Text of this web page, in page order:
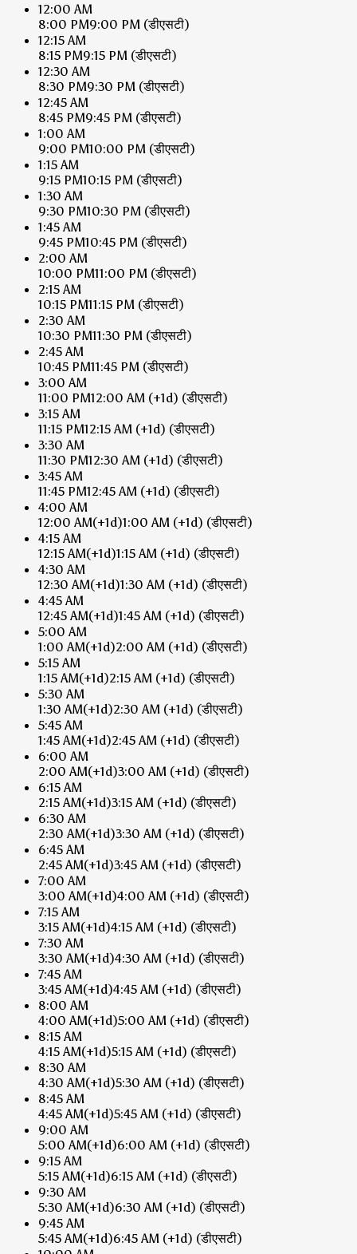
12:00 AM
8:00 PM9:00 PM (डीएसटी)
12:15 AM
8:15 PM9:15 PM (डीएसटी)
12:30 AM
8:30 PM9:30 PM (डीएसटी)
12:45 AM
8:45 PM9:45 PM (डीएसटी)
1:00 AM
9:00 PM10:00 PM (डीएसटी)
1:15 AM
9:15 PM10:15 PM (डीएसटी)
1:30 AM
9:30 PM10:30 PM (डीएसटी)
1:45 AM
9:45 PM10:45 PM (डीएसटी)
2:00 AM
10:00 PM11:00 PM (डीएसटी)
2:15 AM
10:15 PM11:15 PM (डीएसटी)
2:30 AM
10:30 PM11:30 PM (डीएसटी)
2:45 AM
10:45 PM11:45 PM (डीएसटी)
3:00 AM
11:00 PM12:00 AM (+1d) (डीएसटी)
3:15 AM
11:15 PM12:15 AM (+1d) (डीएसटी)
3:30 AM
11:30 PM12:30 AM (+1d) (डीएसटी)
3:45 AM
11:45 PM12:45 AM (+1d) (डीएसटी)
4:00 AM
12:00 AM(+1d)1:00 AM (+1d) (डीएसटी)
4:15 AM
12:15 AM(+1d)1:15 AM (+1d) (डीएसटी)
4:30 AM
12:30 AM(+1d)1:30 AM (+1d) (डीएसटी)
4:45 AM
12:45 AM(+1d)1:45 AM (+1d) (डीएसटी)
5:00 AM
1:00 AM(+1d)2:00 AM (+1d) (डीएसटी)
5:15 AM
1:15 AM(+1d)2:15 AM (+1d) (डीएसटी)
5:30 AM
1:30 AM(+1d)2:30 AM (+1d) (डीएसटी)
5:45 AM
1:45 AM(+1d)2:45 AM (+1d) (डीएसटी)
6:00 AM
2:00 AM(+1d)3:00 AM (+1d) (डीएसटी)
6:15 AM
2:15 AM(+1d)3:15 AM (+1d) (डीएसटी)
6:30 AM
2:30 AM(+1d)3:30 AM (+1d) (डीएसटी)
6:45 AM
2:45 AM(+1d)3:45 AM (+1d) (डीएसटी)
7:00 AM
3:00 AM(+1d)4:00 AM (+1d) (डीएसटी)
7:15 AM
3:15 AM(+1d)4:15 AM (+1d) (डीएसटी)
7:30 AM
3:30 AM(+1d)4:30 AM (+1d) (डीएसटी)
7:45 AM
3:45 AM(+1d)4:45 AM (+1d) (डीएसटी)
8:00 AM
4:00 AM(+1d)5:00 AM (+1d) (डीएसटी)
8:15 AM
4:15 AM(+1d)5:15 AM (+1d) (डीएसटी)
8:30 AM
4:30 AM(+1d)5:30 AM (+1d) (डीएसटी)
8:45 AM
4:45 AM(+1d)5:45 AM (+1d) (डीएसटी)
9:00 AM
5:00 AM(+1d)6:00 AM (+1d) (डीएसटी)
9:15 AM
5:15 AM(+1d)6:15 AM (+1d) (डीएसटी)
9:30 AM
5:30 AM(+1d)6:30 AM (+1d) (डीएसटी)
9:45 AM
5:45 AM(+1d)6:45 AM (+1d) (डीएसटी)